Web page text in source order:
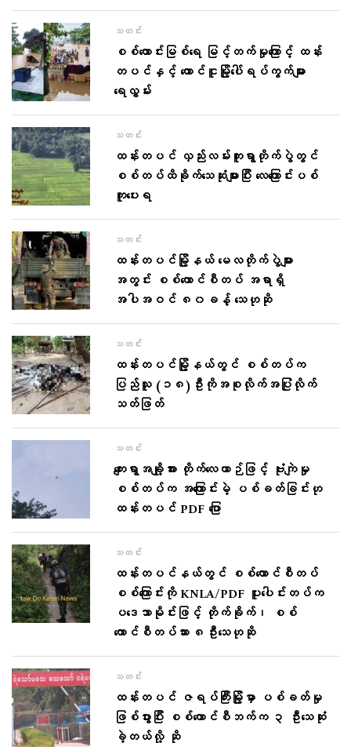
သတင်း
စစ်တောင်းမြစ်ရေ မြင့်တက်မှုကြောင့် ထန်း
တပင်နှင့် တောင်ငူမြို့ပေါ်ရပ်ကွက်များ
ရေလွှမ်း
သတင်း
ထန်းတပင် လှည်းလမ်းကူးရွာတိုက်ပွဲတွင်
စစ်တပ်ထိခိုက်သေဆုံးများပြီး လေကြောင်းပစ်
ကူပေးရ
သတင်း
ထန်းတပင်မြို့နယ် မေလတိုက်ပွဲများ
အတွင်း စစ်ကောင်စီတပ် အရာရှိ
အပါအဝင် ၈၀ခန့် သေဟုဆို
သတင်း
ထန်းတပင်မြို့နယ်တွင် စစ်တပ်က
ပြည်သူ (၁၈)ဦးကိုအစုလိုက်အပြုံလိုက်
သတ်ဖြတ်
သတင်း
ကျေးရွာအချို့အား တိုက်လေယာဉ်ဖြင့် ဗုံးကျဲမှု
စစ်တပ်က အကြောင်းမဲ့ ပစ်ခတ်ခြင်းဟု
ထန်းတပင် PDF ပြော
သတင်း
ထန်းတပင်နယ်တွင် စစ်ကောင်စီတပ်
စစ်ကြောင်းကို KNLA/PDF ပူးပေါင်းတပ်က
ပဒေသာမိုင်းဖြင့် တိုက်ခိုက်၊ စစ်
ကောင်စီတပ်သား ၈ဦးသေဟုဆို
သတင်း
ထန်းတပင် ဇရပ်ကြီးမြို့မှာ ပစ်ခတ်မှု
ဖြစ်ပွားပြီး စစ်ကောင်စီဘက်က ၃ ဦးသေဆုံး
ခဲ့တယ်လို့ ဆို